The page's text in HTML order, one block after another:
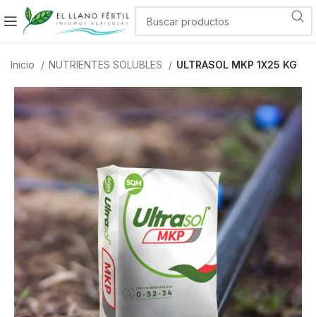
Inicio NUTRIENTES SOLUBLES ULTRASOL MKP 1X25 KG